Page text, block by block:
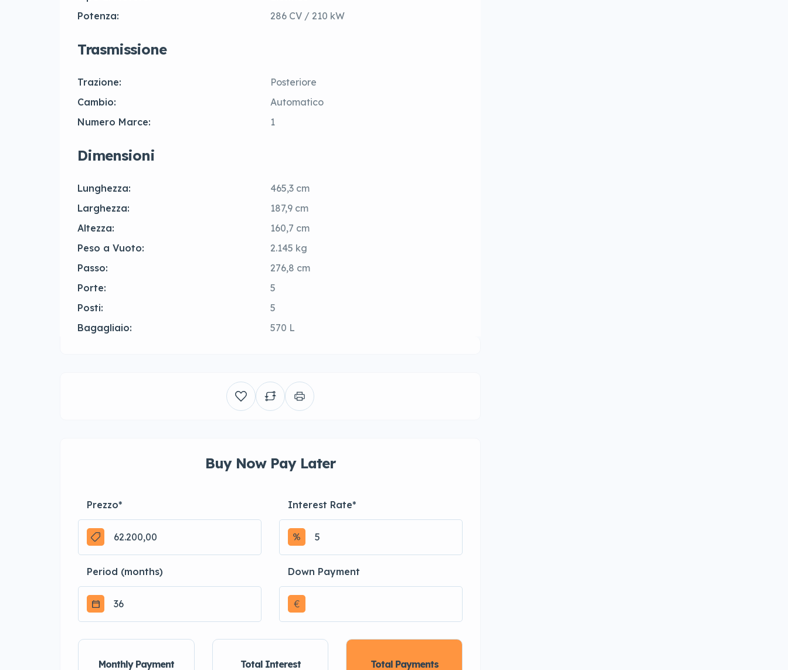
Potenza:
286 CV / 210 kW
Trasmissione
Trazione:
Posteriore
Cambio:
Automatico
Numero Marce:
1
Dimensioni
Lunghezza:
465,3 cm
Larghezza:
187,9 cm
Altezza:
160,7 cm
Peso a Vuoto:
2.145 kg
Passo:
276,8 cm
Porte:
5
Posti:
5
Bagagliaio:
570 L
Buy Now Pay Later
Prezzo* Interest Rate*
Period (months) Down Payment
€
Monthly Payment Total Interest Total Payments